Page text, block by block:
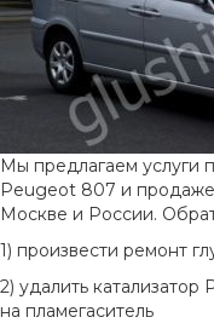
Мы предлагаем услуги
Peugeot 807 и продаже
Москве и России.
1) произвести ремонт
2) удалить
на пламегаситель